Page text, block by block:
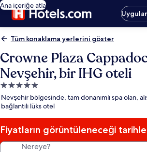
Ana içeriğe atla
Tüm konaklama yerlerini göster
Crowne Plaza
Nevşehir, bir IHG oteli
5.0
yıldızlı
konaklama
yeri
Nevşehir bölgesinde, tam donanımlı spa olan,
bağlantılı lüks otel
Fiyatların görüntüleneceği
Nereye?